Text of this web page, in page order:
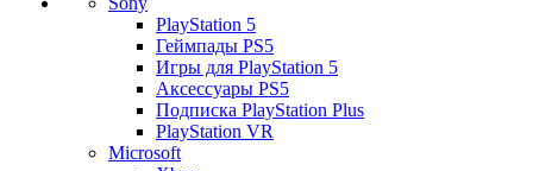
PlayStation 5
Геймпады PS5
Игры для PlayStation 5
Аксессуары PS5
Подписка PlayStation Plus
PlayStation VR
Microsoft